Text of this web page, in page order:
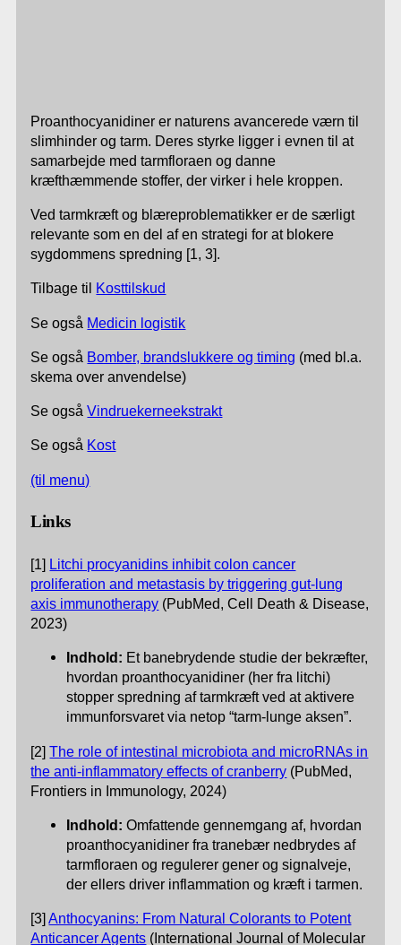
Proanthocyanidiner er naturens avancerede værn til
slimhinder og tarm. Deres styrke ligger i evnen til at
samarbejde med tarmfloraen og danne
kræfthæmmende stoffer, der virker i hele kroppen.
Ved tarmkræft og blæreproblematikker er de særligt
relevante som en del af en strategi for at blokere
sygdommens spredning [1, 3].
Tilbage til Kosttilskud
Se også Medicin logistik
Se også Bomber, brandslukkere og timing (med bl.a.
skema over anvendelse)
Se ogsåVindruekerneekstrakt
Se også Kost
(til menu)
Links
[1] Litchi procyanidins inhibit colon cancer
proliferation and metastasis by triggering gut-lung
axis immunotherapy (PubMed, Cell Death & Disease,
2023)
Indhold: Et banebrydende studie der bekræfter,
hvordan proanthocyanidiner (her fra litchi)
stopper spredning af tarmkræft ved at aktivere
immunforsvaret via netop “tarm-lunge aksen”.
[2]The role of intestinal microbiota and microRNAs in
the anti-inflammatory effects of cranberry (PubMed,
Frontiers in Immunology, 2024)
Indhold: Omfattende gennemgang af, hvordan
proanthocyanidiner fra tranebær nedbrydes af
tarmfloraen og regulerer gener og signalveje,
der ellers driver inflammation og kræft i tarmen.
[3]Anthocyanins: From Natural Colorants to Potent
Anticancer Agents (International Journal of Molecular